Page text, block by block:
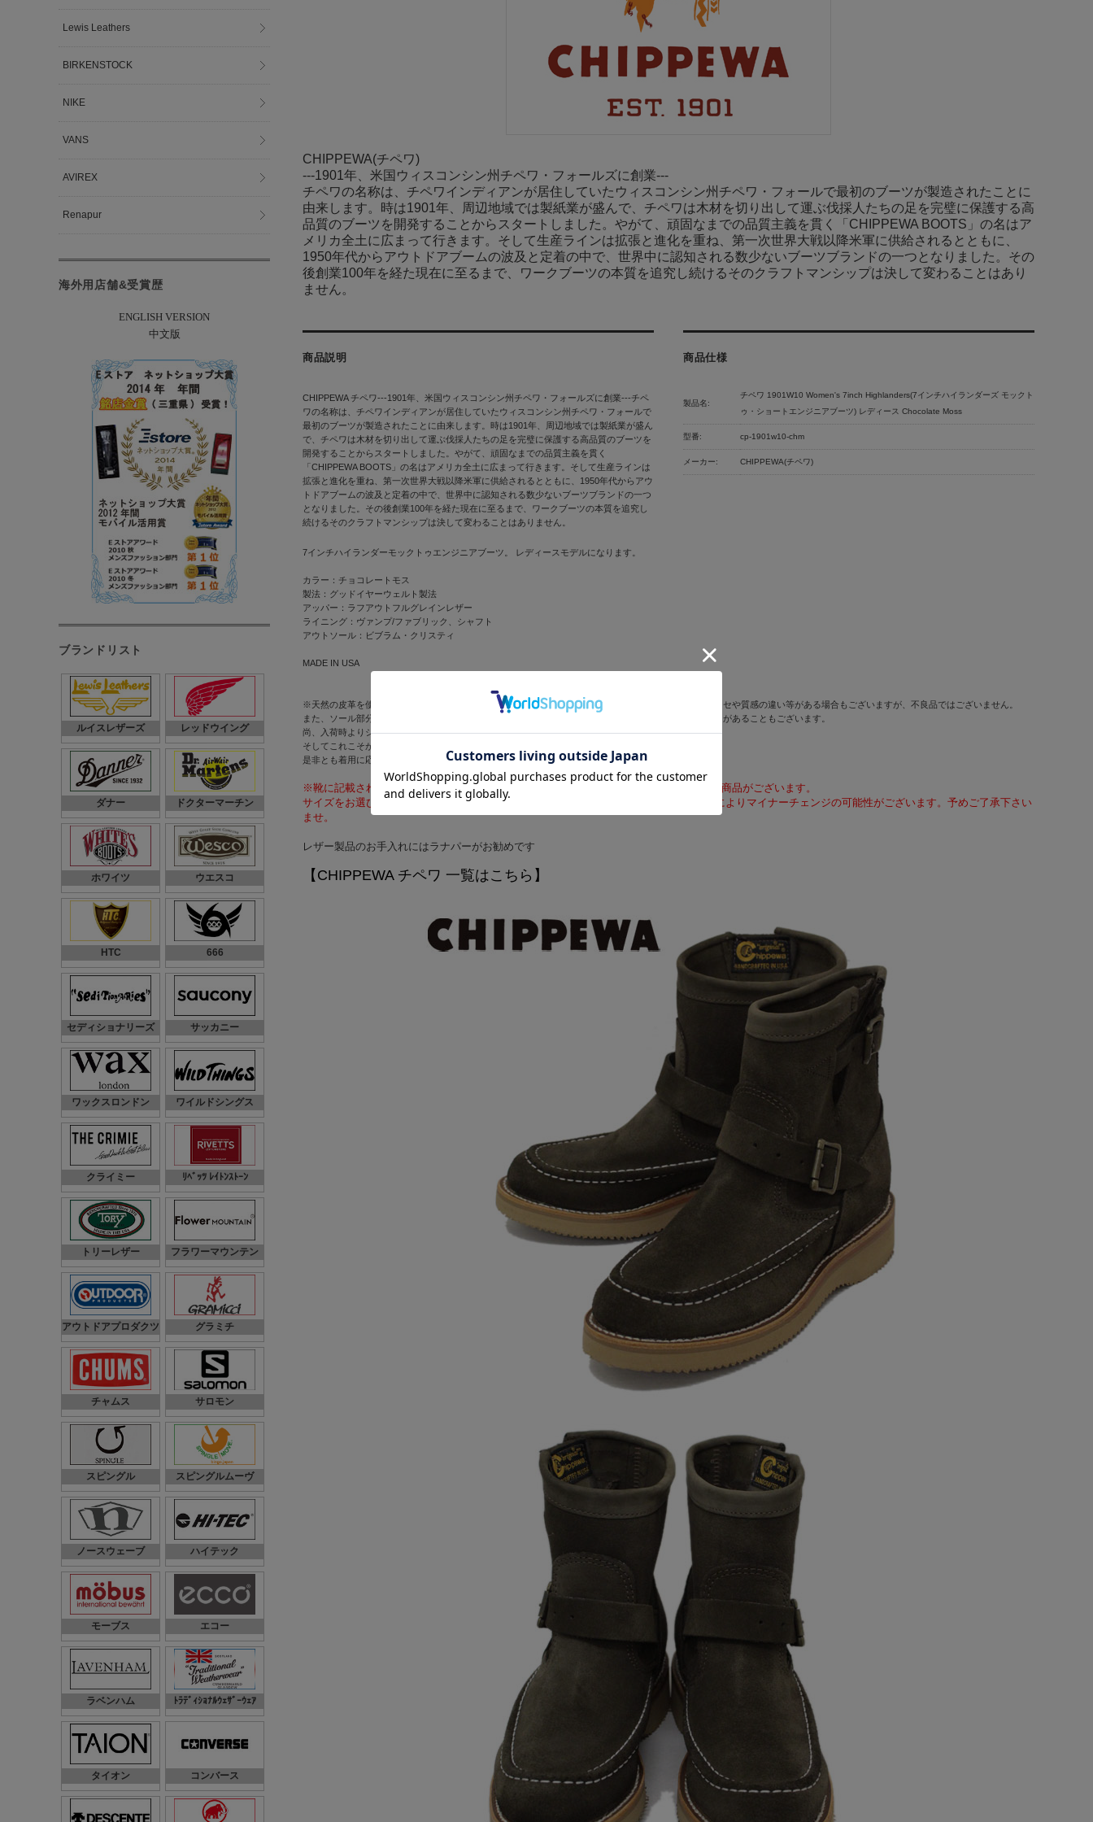
CHIPPEWA(チペワ)
---1901年、米国ウィスコンシン州チペワ・フォールズに創業---
チペワの名称は、チペワインディアンが居住していたウィスコンシン州チペワ・フォールで最初のブーツが製造されたことに
由来します。時は1901年、周辺地域では製紙業が盛んで、チペワは木材を切り出して運ぶ伐採人たちの足を完璧に保護する高
品質のブーツを開発することからスタートしました。やがて、頑固なまでの品質主義を貫く「CHIPPEWA BOOTS」の名はア
メリカ全土に広まって行きます。そして生産ラインは拡張と進化を重ね、第一次世界大戦以降米軍に供給されるとともに、
1950年代からアウトドアブームの波及と定着の中で、世界中に認知される数少ないブーツブランドの一つとなりました。その
後創業100年を経た現在に至るまで、ワークブーツの本質を追究し続けるそのクラフトマンシップは決して変わることはあり
ません。
商品説明
CHIPPEWA チペワ---1901年、米国ウィスコンシン州チペワ・フォールズに創業---チペ
ワの名称は、チペワインディアンが居住していたウィスコンシン州チペワ・フォールで
最初のブーツが製造されたことに由来します。時は1901年、周辺地域では製紙業が盛ん
で、チペワは木材を切り出して運ぶ伐採人たちの足を完璧に保護する高品質のブーツを
開発することからスタートしました。やがて、頑固なまでの品質主義を貫く
「CHIPPEWA BOOTS」の名はアメリカ全土に広まって行きます。そして生産ラインは
拡張と進化を重ね、第一次世界大戦以降米軍に供給されるとともに、1950年代からアウ
トドアブームの波及と定着の中で、世界中に認知される数少ないブーツブランドの一つ
となりました。その後創業100年を経た現在に至るまで、ワークブーツの本質を追究し
続けるそのクラフトマンシップは決して変わることはありません。
商品仕様
製品名:
チペワ 1901W10 Women's 7inch Highlanders(7インチハイランダーズ モックト
ゥ・ショートエンジニアブーツ) レディース Chocolate Moss
型番: cp-1901w10-chm
メーカー: CHIPPEWA(チペワ)
7インチハイランダーモックトゥエンジニアブーツ。 レディースモデルになります。
カラー：チョコレートモス
製法：グッドイヤーウェルト製法
アッパー：ラフアウトフルグレインレザー
ライニング：ヴァンプ/ファブリック、シャフト
アウトソール：ビブラム・クリスティ
MADE IN USA
※天然の皮革を使用しているため、合成皮革の製品と違い、色斑、細かい傷、汚れ、シワ、部位によるクセや質感の違い等がある場合もございますが、不良品ではございません。
また、ソール部分を含め製造工程の大半を手作業で行っているために、左右に相違やステッチの左右差、があることもございます。
尚、入荷時よりシャフト等にシワやクセの付いている商品もございます。
そしてこれこそがチペワならではの"味"でございます。
是非とも着用に応じてお客様それぞれに変化する"味"をお楽しみくださいませ。
※靴に記載されいるサイズ表記(日本サイズ・ヨーロッパサイズ)に一般的な表記ではない商品がございます。
サイズをお選びいただく際は、弊社のサイズ表記欄をご参考くださいませ。※入荷時期によりマイナーチェンジの可能性がございます。予めご了承下さい
ませ。
レザー製品のお手入れにはラナパーがお勧めです
【CHIPPEWA チペワ 一覧はこちら】
Lewis Leathers
BIRKENSTOCK
NIKE
VANS
AVIREX
Renapur
海外用店舗&受賞歴
ENGLISH VERSION
中文版
ブランドリスト
ルイスレザーズ レッドウイング
ダナー ドクターマーチン
ホワイツ ウエスコ
HTC 666
セディショナリーズ サッカニー
ワックスロンドン ワイルドシングス
クライミー ﾘﾍﾞｯﾂ ﾚｲﾄﾝｽﾄｰﾝ
トリーレザー フラワーマウンテン
アウトドアプロダクツ グラミチ
チャムス サロモン
スピングル スピングルムーヴ
ノースウェーブ ハイテック
モーブス エコー
ラベンハム ﾄﾗﾃﾞｨｼｮﾅﾙｳｪｻﾞｰｳｪｱ
タイオン コンバース